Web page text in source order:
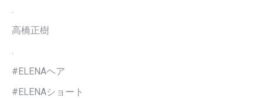
高橋正樹
#ELENAヘア
#ELENAショート